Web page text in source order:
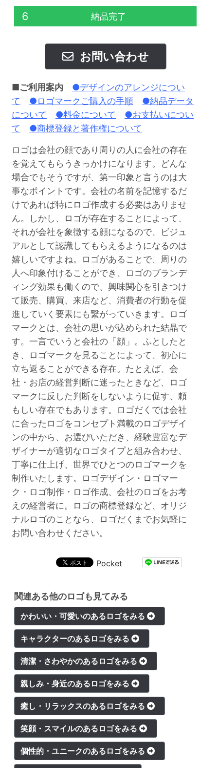
6 納品完了
お問い合わせ
■ご利用案内
●デザインのアレンジについ
て
●ロゴマークご購入の手順
●納品データ
について
●料金について
●お支払いについ
て
●商標登録と著作権について
ロゴは会社の顔であり周りの人に会社の存在
を覚えてもらうきっかけになります。どんな
場合でもそうですが、第一印象と言うのは大
事なポイントです。会社の名前を記憶するだ
けであれば特にロゴ作成する必要はありませ
ん。しかし、ロゴが存在することによって、
それが会社を象徴する顔になるので、ビジュ
アルとして認識してもらえるようになるのは
嬉しいですよね。ロゴがあることで、周りの
人へ印象付けることができ、ロゴのブランデ
ィング効果も働くので、興味関心を引きつけ
て販売、購買、来店など、消費者の行動を促
進していく要素にも繫がっていきます。ロゴ
マークとは、会社の思いが込められた結晶で
す。一言でいうと会社の「顔」。ふとしたと
き、ロゴマークを見ることによって、初心に
立ち返ることができる存在。たとえば、会
社・お店の経営判断に迷ったときなど、ロゴ
マークに反した判断をしないように促す、頼
もしい存在でもあります。ロゴだくでは会社
に合ったロゴをコンセプト満載のロゴデザイ
ンの中から、お選びいただき、経験豊富なデ
ザイナーが適切なロゴタイプと組み合わせ、
丁寧に仕上げ、世界でひとつのロゴマークを
制作いたします。ロゴデザイン・ロゴマー
ク・ロゴ制作・ロゴ作成、会社のロゴをお考
えの経営者に。ロゴの商標登録など、オリジ
ナルロゴのことなら、ロゴだくまでお気軽に
お問い合わせください。
Pocket
関連ある他のロゴも見てみる
かわいい・可愛いのあるロゴをみる
キャラクターのあるロゴをみる
清潔・さわやかのあるロゴをみる
親しみ・身近のあるロゴをみる
癒し・リラックスのあるロゴをみる
笑顔・スマイルのあるロゴをみる
個性的・ユニークのあるロゴをみる